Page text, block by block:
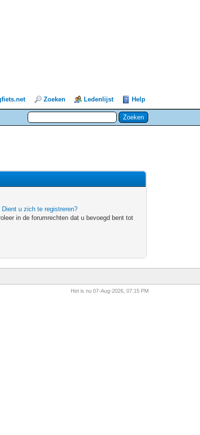
Zoeken Ledenlijst Help
Dient u zich te registreren?
in de forumrechten dat u bevoegd bent tot
Het is nu 07-Aug-2026, 07:15 PM